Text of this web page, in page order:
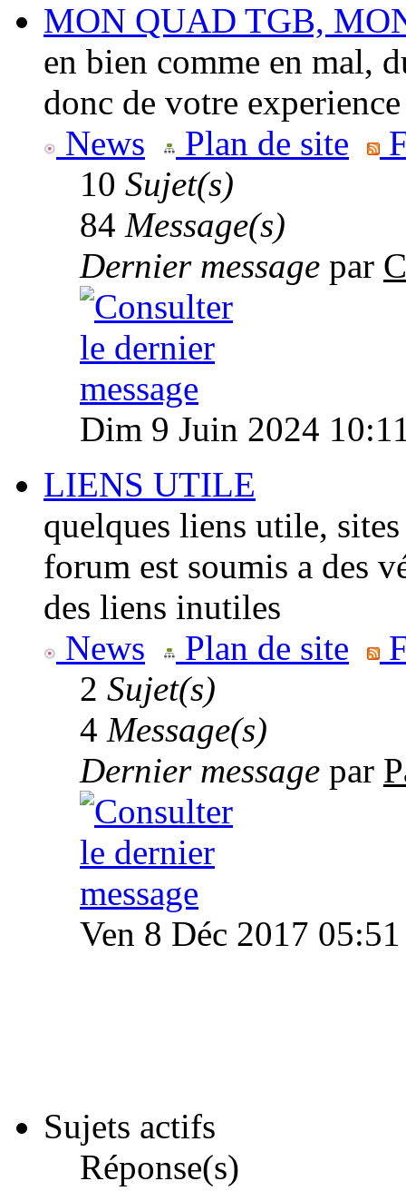
MON QUAD TGB,
en bien comme en mal,
donc de votre
News
Plan de site
10 Sujet(s)
84 Message(s)
Dernier message par
Dim 9 Juin 2024
LIENS UTILE
quelques liens utile,
forum est soumis a des
des liens inutiles
News
Plan de site
2 Sujet(s)
4 Message(s)
Dernier message par
Ven 8 Déc 2017 05:51
Sujets actifs
Réponse(s)